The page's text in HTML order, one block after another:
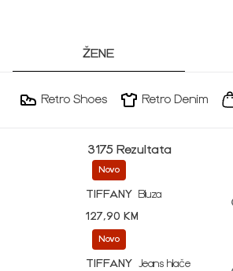
ŽENE
Retro Shoes Retro Denim
3175 Rezultata
Novo
TIFFANY
Bluza
127,90 KM
Novo
TIFFANY
Jeans hlače